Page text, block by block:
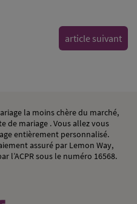
article suivant
la moins chère du marché,
de mariage . Vous allez vous
entièrement personnalisé.
assuré par Lemon Way,
l’ACPR sous le numéro 16568.